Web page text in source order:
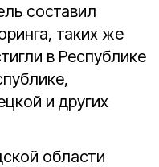
составил
таких же
в Республике
и других
области